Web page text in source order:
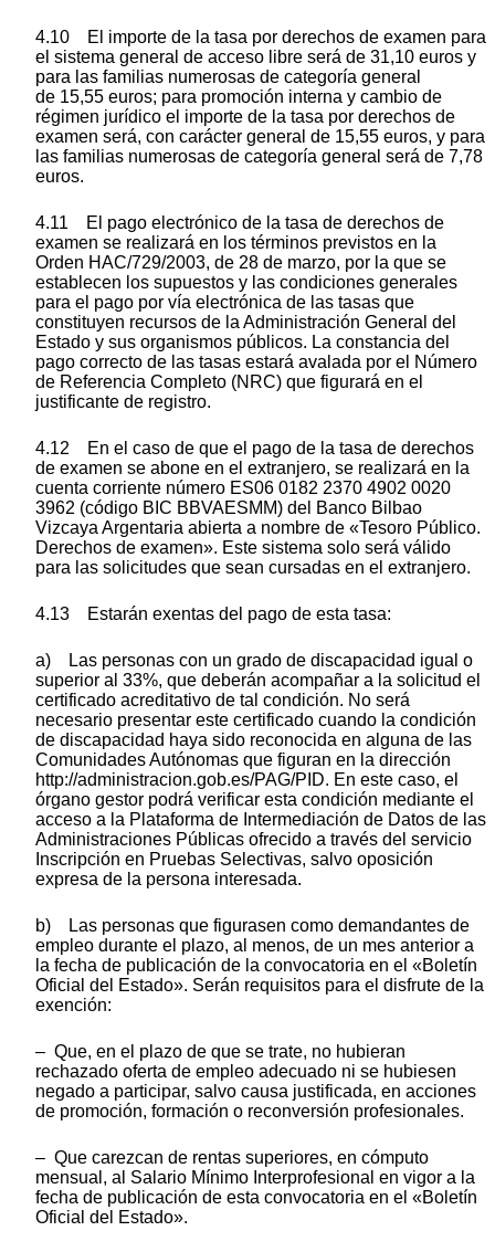
4.10 El importe de la tasa por derechos de examen para
el sistema general de acceso libre será de 31,10 euros y
para las familias numerosas de categoría general
de 15,55 euros; para promoción interna y cambio de
régimen jurídico el importe de la tasa por derechos de
examen será, con carácter general de 15,55 euros, y para
las familias numerosas de categoría general será de 7,78
euros.
4.11 El pago electrónico de la tasa de derechos de
examen se realizará en los términos previstos en la
Orden HAC/729/2003, de 28 de marzo, por la que se
establecen los supuestos y las condiciones generales
para el pago por vía electrónica de las tasas que
constituyen recursos de la Administración General del
Estado y sus organismos públicos. La constancia del
pago correcto de las tasas estará avalada por el Número
de Referencia Completo (NRC) que figurará en el
justificante de registro.
4.12 En el caso de que el pago de la tasa de derechos
de examen se abone en el extranjero, se realizará en la
cuenta corriente número ES06 0182 2370 4902 0020
3962 (código BIC BBVAESMM) del Banco Bilbao
Vizcaya Argentaria abierta a nombre de «Tesoro Público.
Derechos de examen». Este sistema solo será válido
para las solicitudes que sean cursadas en el extranjero.
4.13 Estarán exentas del pago de esta tasa:
a) Las personas con un grado de discapacidad igual o
superior al 33%, que deberán acompañar a la solicitud el
certificado acreditativo de tal condición. No será
necesario presentar este certificado cuando la condición
de discapacidad haya sido reconocida en alguna de las
Comunidades Autónomas que figuran en la dirección
http://administracion.gob.es/PAG/PID. En este caso, el
órgano gestor podrá verificar esta condición mediante el
acceso a la Plataforma de Intermediación de Datos de las
Administraciones Públicas ofrecido a través del servicio
Inscripción en Pruebas Selectivas, salvo oposición
expresa de la persona interesada.
b) Las personas que figurasen como demandantes de
empleo durante el plazo, al menos, de un mes anterior a
la fecha de publicación de la convocatoria en el «Boletín
Oficial del Estado». Serán requisitos para el disfrute de la
exención:
– Que, en el plazo de que se trate, no hubieran
rechazado oferta de empleo adecuado ni se hubiesen
negado a participar, salvo causa justificada, en acciones
de promoción, formación o reconversión profesionales.
– Que carezcan de rentas superiores, en cómputo
mensual, al Salario Mínimo Interprofesional en vigor a la
fecha de publicación de esta convocatoria en el «Boletín
Oficial del Estado».